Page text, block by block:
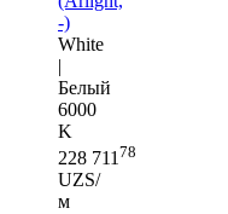
-)
White
|
Белый
6000
K
228 711 78
UZS/
м